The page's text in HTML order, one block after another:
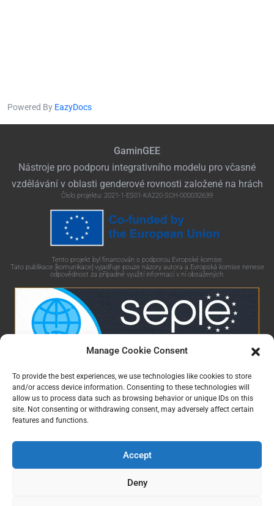
Manage Cookie Consent
To provide the best experiences, we use technologies like cookies to store
and/or access device information. Consenting to these technologies will
allow us to process data such as browsing behavior or unique IDs on this
site. Not consenting or withdrawing consent, may adversely affect certain
features and functions.
Accept
Deny
Powered By EazyDocs
GaminGEE
Nástroje pro podporu integrativního modelu pro včasné
vzdělávání v oblasti genderové rovnosti založené na hrách
Číslo projektu: 2021-1-ES01-KA220-SCH-000032639
Tento projekt byl financován s podporou Evropské komise.
Tato publikace [komunikace] vyjadřuje pouze názory autora a Evropská komise nenese
odpovědnost za případné využití informací v ní obsažených.
GaminGEE Learning platform od GaminGEE projectje
licencován podCC BY-NC-SA 4.0
Čeština English(Angličtina)